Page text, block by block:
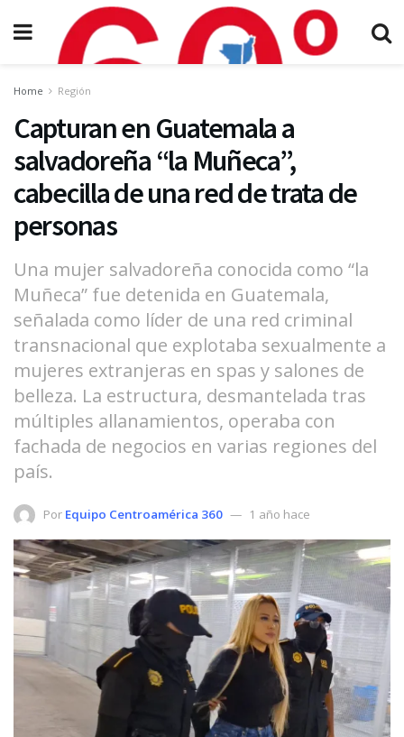
Home Región
Capturan en Guatemala a
salvadoreña “la Muñeca”,
cabecilla de una red de trata de
personas
Una mujer salvadoreña conocida como “la
Muñeca” fue detenida en Guatemala,
señalada como líder de una red criminal
transnacional que explotaba sexualmente a
mujeres extranjeras en spas y salones de
belleza. La estructura, desmantelada tras
múltiples allanamientos, operaba con
fachada de negocios en varias regiones del
país.
Por Equipo Centroamérica 360 1 año hace